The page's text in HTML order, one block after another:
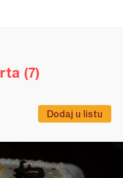
Dodaj u listu
(7)